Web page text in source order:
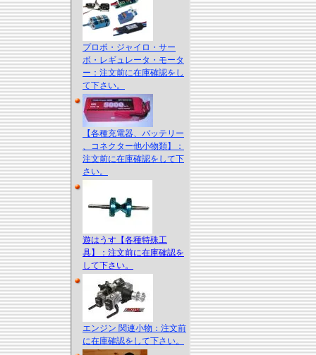
プロポ・ジャイロ・サー
ボ・レギュレータ・モータ
ー：注文前に在庫確認をし
て下さい。
【各種充電器、バッテリー
、コネクター他小物類】：
注文前に在庫確認をして下
さい。
遊はうす【各種特殊工
具】：注文前に在庫確認を
して下さい。
エンジン 関連小物：注文前
に在庫確認をして下さい。